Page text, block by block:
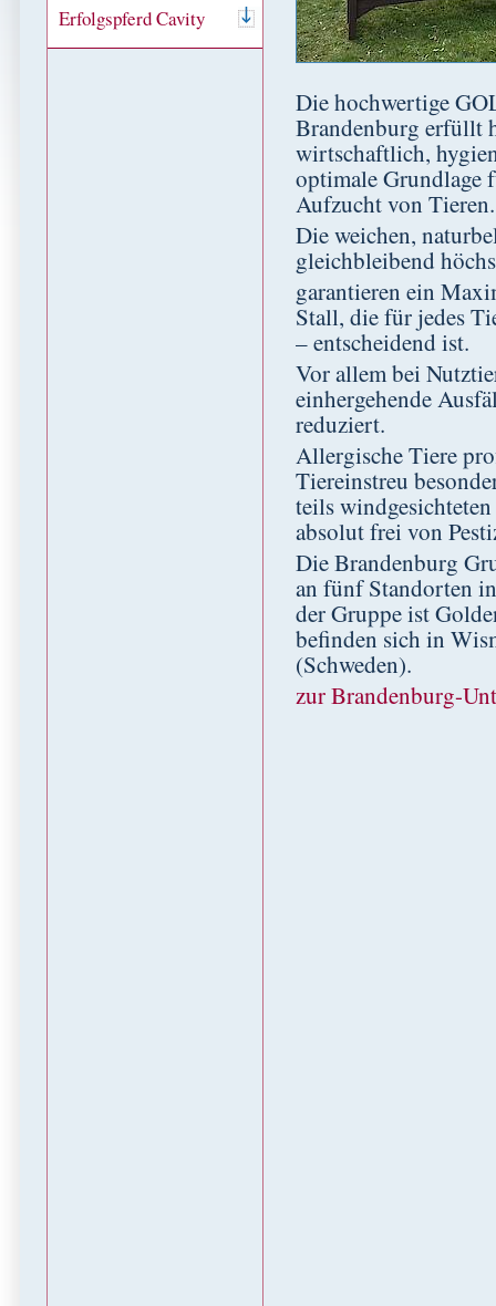
Erfolgspferd Cavity
Die hochwertige
Brandenburg erfüllt
wirtschaftlich,
optimale Grundlage
Aufzucht von Tieren.
Die weichen,
gleichbleibend
garantieren ein
Stall, die für jedes
– entscheidend ist.
Vor allem bei
einhergehende
reduziert.
Allergische Tiere
Tiereinstreu
teils
absolut frei von
Die Brandenburg
an fünf Standorten
der Gruppe ist
befinden sich in
(Schweden).
zur Brandenburg-